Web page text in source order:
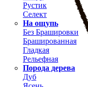
Рустик
Селект
На ощупь
Без Брашировки
Брашированная
Гладкая
Рельефная
Порода дерева
Дуб